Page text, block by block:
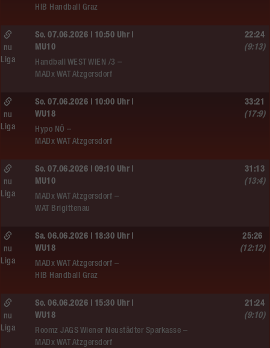
HIB Handball Graz
So. 07.06.2026 | 10:50 Uhr |
MU10
Handball WEST WIEN /3 –
MADx WAT Atzgersdorf
nu
Liga
22:24
(9:13)
So. 07.06.2026 | 10:00 Uhr |
WU18
Hypo NÖ –
MADx WAT Atzgersdorf
nu
Liga
33:21
(17:9)
So. 07.06.2026 | 09:10 Uhr |
MU10
MADx WAT Atzgersdorf –
WAT Brigittenau
nu
Liga
31:13
(13:4)
Sa. 06.06.2026 | 18:30 Uhr |
WU18
MADx WAT Atzgersdorf –
HIB Handball Graz
nu
Liga
25:26
(12:12)
So. 06.06.2026 | 15:30 Uhr |
WU18
Roomz JAGS Wiener Neustädter Sparkasse –
MADx WAT Atzgersdorf
nu
Liga
21:24
(9:10)